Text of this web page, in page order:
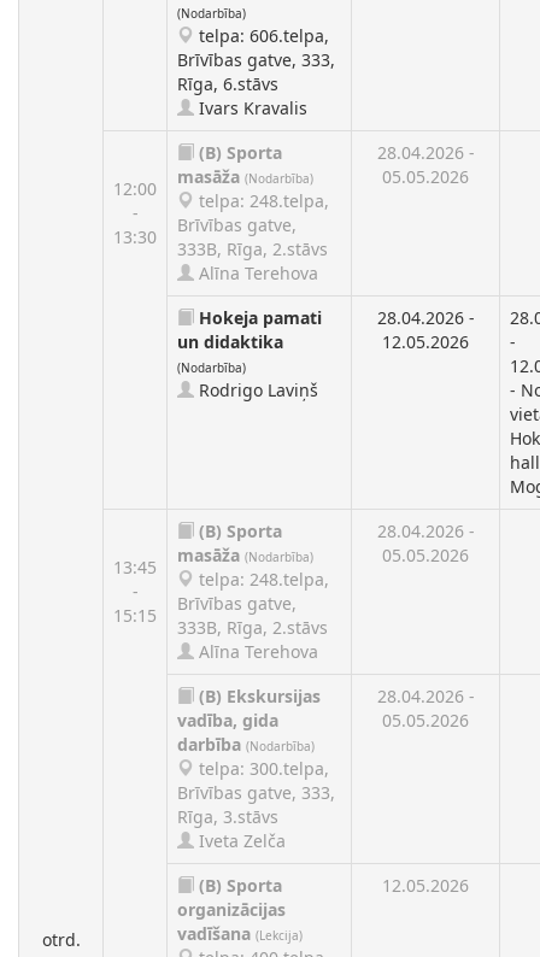
otrd.
(Nodarbība)
telpa: 606.telpa,
Brīvības gatve, 333,
Rīga, 6.stāvs
Ivars Kravalis
12:00
-
13:30
(B) Sporta
masāža (Nodarbība)
telpa: 248.telpa,
Brīvības gatve,
333B, Rīga, 2.stāvs
Alīna Terehova
28.04.2026 -
05.05.2026
Hokeja pamati
un didaktika
(Nodarbība)
Rodrigo Laviņš
28.04.2026 -
12.05.2026
-
-
13:45
-
15:15
(B) Sporta
masāža (Nodarbība)
telpa: 248.telpa,
Brīvības gatve,
333B, Rīga, 2.stāvs
Alīna Terehova
28.04.2026 -
05.05.2026
(B) Ekskursijas
vadība, gida
darbība (Nodarbība)
telpa: 300.telpa,
Brīvības gatve, 333,
Rīga, 3.stāvs
Iveta Zelča
28.04.2026 -
05.05.2026
(B) Sporta
organizācijas
vadīšana (Lekcija)
12.05.2026